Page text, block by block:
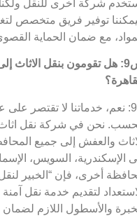
شركة أخرى للنقل
توفير فريق متخصص
مع ضمان الحماية
س9: هل تقومون بنقل
ج9: نعم، خدماتنا لا تقتصر
نحن في شركة نقل
والعفش إلى جميع
الإسكندرية، السويس،
أخرى، فإن “الخبير
لتقديم خدمة نقل
والأسطول اللازم لضمان